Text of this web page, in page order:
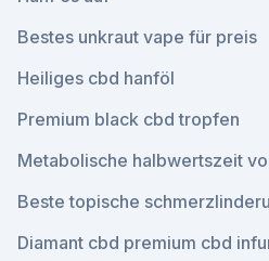
Bestes unkraut vape für preis
Heiliges cbd hanföl
Premium black cbd tropfen
Metabolische halbwertszeit
Beste topische
Diamant cbd premium cbd